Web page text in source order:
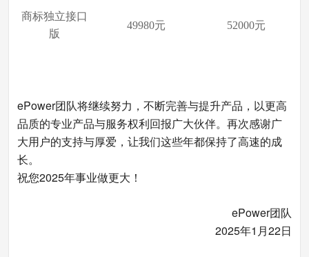
商标独立接口
版
49980元 52000元
ePower团队将继续努力，不断完善与提升产品，以更高
品质的专业产品与服务权利回报广大伙伴。 再次感谢广
大用户的支持与厚爱，让我们这些年都保持了高速的成
长。
祝您2025年事业做更大！
ePower团队
2025年1月22日